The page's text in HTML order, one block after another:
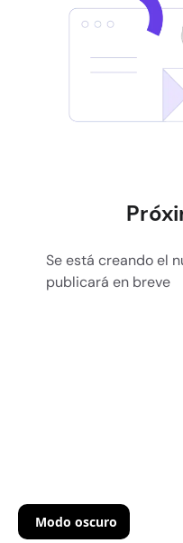
Se está creando el
publicará en breve
Modo oscuro